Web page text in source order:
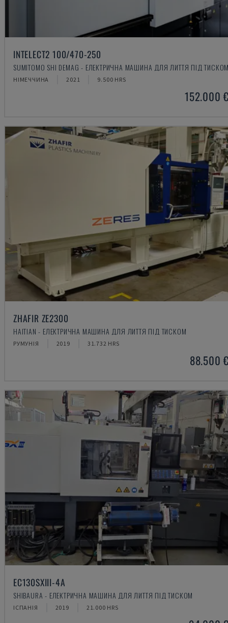
INTELECT2 100/470-250
SUMITOMO SHI DEMAG - ЕЛЕКТРИЧНА МАШИНА ДЛЯ ЛИТТЯ ПІД
НІМЕЧЧИНА 2021 9.500 HRS
152.000
ZHAFIR ZE2300
HAITIAN - ЕЛЕКТРИЧНА МАШИНА ДЛЯ ЛИТТЯ ПІД ТИСКОМ
РУМУНІЯ 2019 31.732 HRS
88.500
EC130SXIII-4A
SHIBAURA - ЕЛЕКТРИЧНА МАШИНА ДЛЯ ЛИТТЯ ПІД ТИСКОМ
ІСПАНІЯ 2019 21.000 HRS